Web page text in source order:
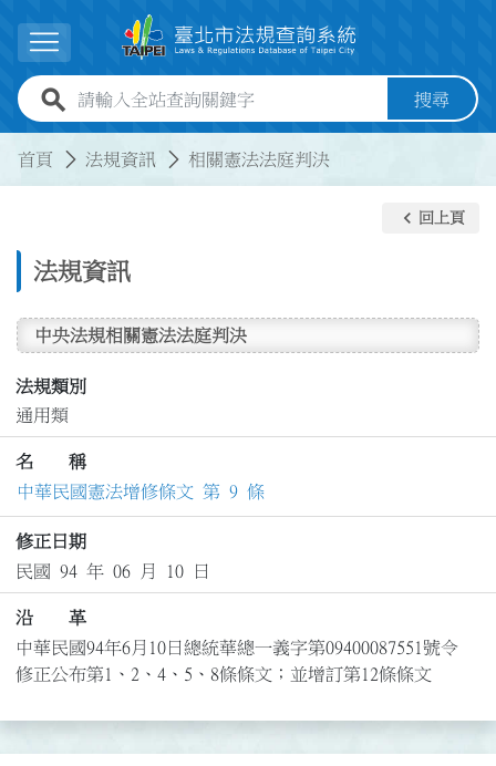
展開選單
全站查詢關鍵字欄位 搜尋
首頁 法規資訊 相關憲法法庭判決
法規資訊
keyboard_arrow_left 回上頁
中央法規相關憲法法庭判決
法規類別
通用類
名 稱
中華民國憲法增修條文 第 9 條
修正日期
民國 94 年 06 月 10 日
沿 革
中華民國94年6月10日總統華總一義字第09400087551號令
修正公布第1、2、4、5、8條條文；並增訂第12條條文